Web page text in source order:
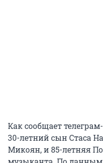
Как сообщает
30-летний сын Стаса
Микоян, и 85-летняя